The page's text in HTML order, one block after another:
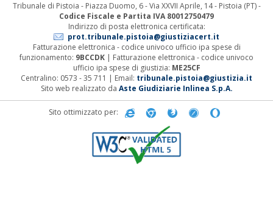
Tribunale di Pistoia - Piazza Duomo, 6 - Via XXVII Aprile, 14 - Pistoia (PT) -
Codice Fiscale e Partita IVA 80012750479
Indirizzo di posta elettronica certificata:
prot.tribunale.pistoia@giustiziacert.it
Fatturazione elettronica - codice univoco ufficio ipa spese di
funzionamento: 9BCCDK | Fatturazione elettronica - codice univoco
ufficio ipa spese di giustizia: ME25CF
Centralino: 0573 - 35 711 | Email: tribunale.pistoia@giustizia.it
Sito web realizzato da Aste Giudiziarie Inlinea S.p.A.
Sito ottimizzato per: